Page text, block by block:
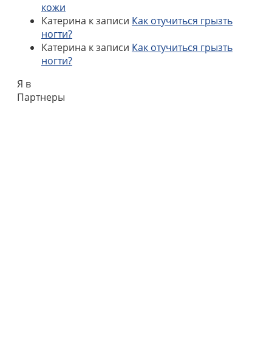
кожи
Катерина к записи Как отучиться грызть
ногти?
Катерина к записи Как отучиться грызть
ногти?
Я в
Партнеры